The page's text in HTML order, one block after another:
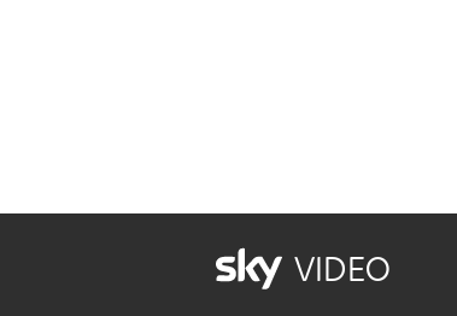
VIDEO